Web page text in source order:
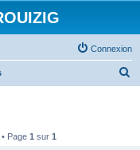
Connexion
Page 1 sur 1